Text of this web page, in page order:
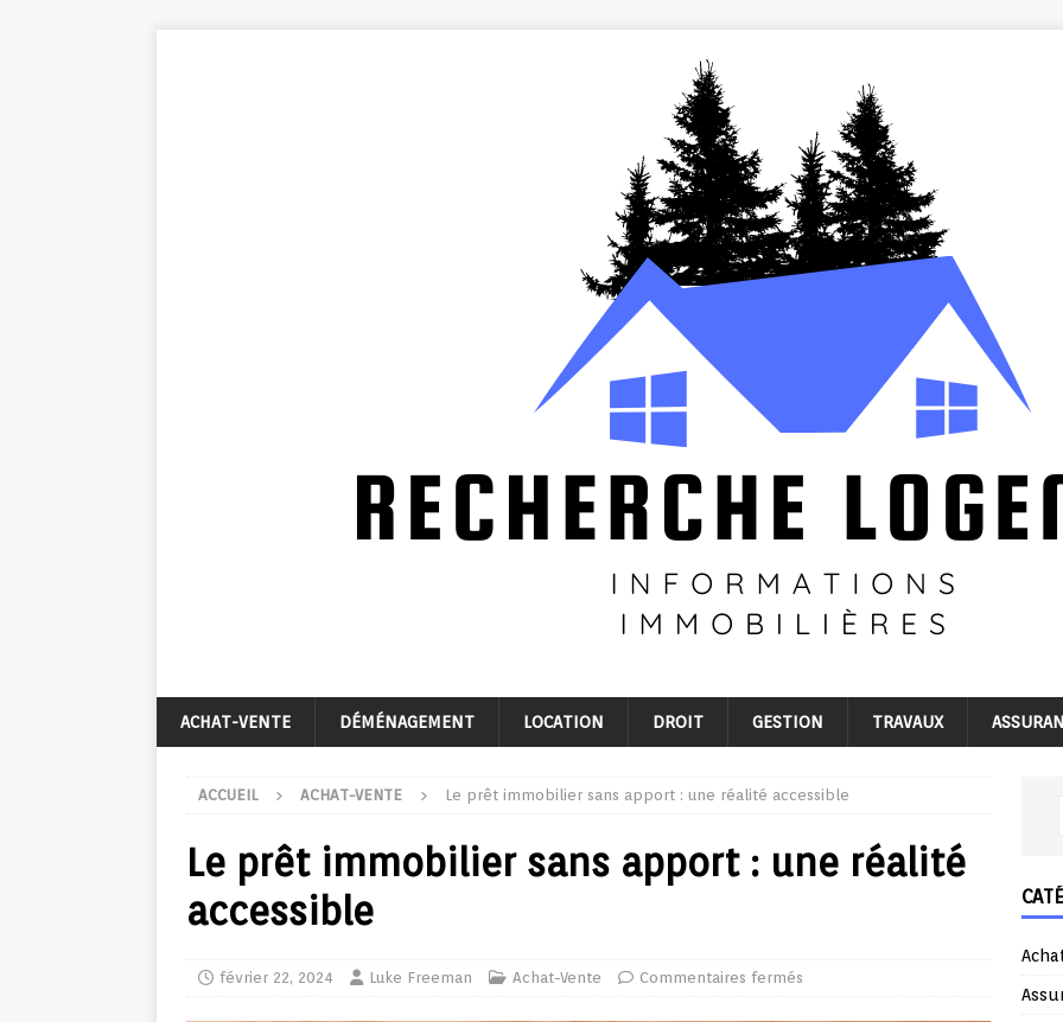
ACHAT-VENTE DÉMÉNAGEMENT LOCATION DROIT GESTION TRAVAUX
ACCUEIL ACHAT-VENTE Le prêt immobilier sans apport : une réalité accessible
Le prêt immobilier sans apport : une réalité
accessible
février 22, 2024 Luke Freeman Achat-Vente Commentaires fermés